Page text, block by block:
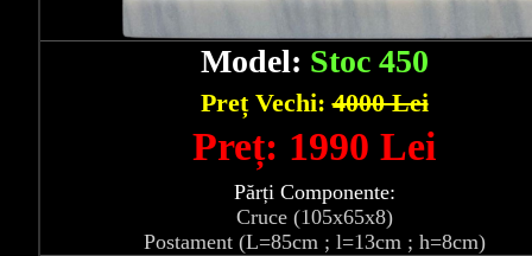
Model: Stoc 450
Preț Vechi:4000 Lei
Preț: 1990 Lei
Părți Componente:
Cruce (105x65x8)
Postament (L=85cm ; l=13cm ; h=8cm)